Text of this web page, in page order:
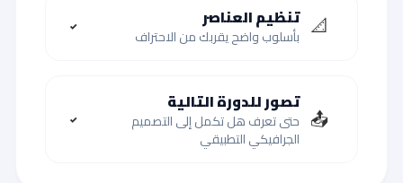
📐 تنظيم العناصر
بأسلوب واضح يقربك من الاحتراف ✓
📤
تصور للدورة التالية
حتى تعرف هل تكمل إلى التصميم
الجرافيكي التطبيقي
✓